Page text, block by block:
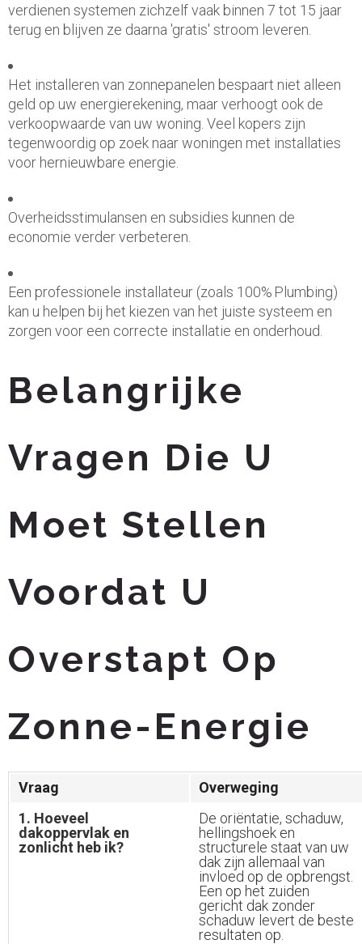
verdienen systemen zichzelf vaak binnen 7 tot 15 jaar
terug en blijven ze daarna 'gratis' stroom leveren.
Het installeren van zonnepanelen bespaart niet alleen
geld op uw energierekening, maar verhoogt ook de
verkoopwaarde van uw woning. Veel kopers zijn
tegenwoordig op zoek naar woningen met installaties
voor hernieuwbare energie.
Overheidsstimulansen en subsidies kunnen de
economie verder verbeteren.
Een professionele installateur (zoals 100% Plumbing)
kan u helpen bij het kiezen van het juiste systeem en
zorgen voor een correcte installatie en onderhoud.
Belangrijke
Vragen Die U
Moet Stellen
Voordat U
Overstapt Op
Zonne-Energie
Vraag
Overweging
1. Hoeveel
dakoppervlak en
zonlicht heb ik?
De oriëntatie, schaduw,
hellingshoek en
structurele staat van uw
dak zijn allemaal van
invloed op de opbrengst.
Een op het zuiden
gericht dak zonder
schaduw levert de beste
resultaten op.